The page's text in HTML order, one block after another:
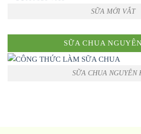
SỮA MỚI VẮT
SỮA CHUA
SỮA CHUA NGUYÊN